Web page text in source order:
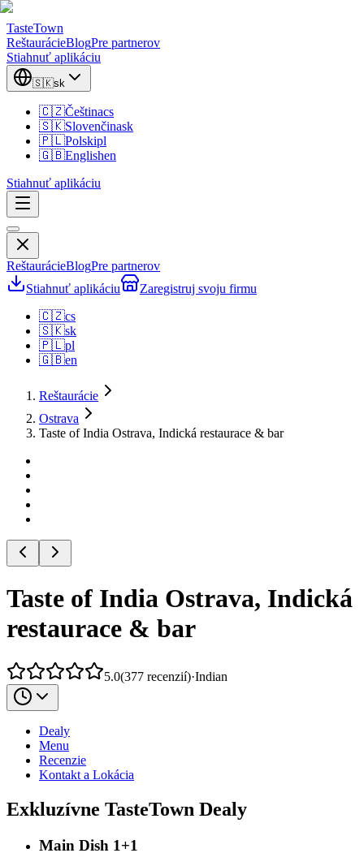
TasteTown
ReštaurácieBlogPre partnerov
Stiahnuť aplikáciu
🇸🇰sk
🇨🇿Češtinacs
🇸🇰Slovenčinask
🇵🇱Polskipl
🇬🇧Englishen
Stiahnuť aplikáciu
ReštaurácieBlogPre partnerov
Stiahnuť aplikáciu
Zaregistruj svoju firmu
🇨🇿cs
🇸🇰sk
🇵🇱pl
🇬🇧en
Reštaurácie
Ostrava
Taste of India Ostrava, Indická restaurace & bar
Taste of India Ostrava, Indická
restaurace & bar
5.0(377 recenzií)·Indian
Dealy
Menu
Recenzie
Kontakt a Lokácia
Exkluzívne TasteTown Dealy
Main Dish 1+1